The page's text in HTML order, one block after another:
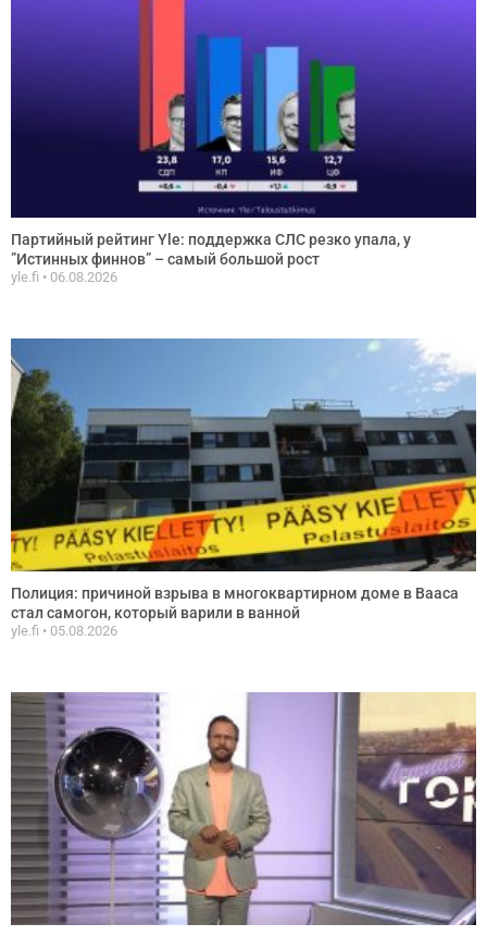
Партийный рейтинг Yle: поддержка СЛС резко упала, у
”Истинных финнов” – самый большой рост
yle.fi 06.08.2026
Полиция: причиной взрыва в многоквартирном доме в Вааса
стал самогон, который варили в ванной
yle.fi 05.08.2026